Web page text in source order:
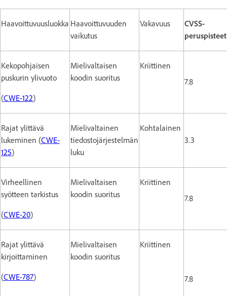
Haavoittuvuusluokka Haavoittuvuuden
vaikutus
Vakavuus
CVSS-
peruspisteet
Kekopohjaisen
puskurin ylivuoto
(CWE-122)
Mielivaltaisen
koodin suoritus
Kriittinen
7.8
Rajat ylittävä
lukeminen (CWE-
125)
Mielivaltainen
tiedostojärjestelmän
luku
Kohtalainen
3.3
Virheellinen
syötteen tarkistus
(CWE-20)
Mielivaltaisen
koodin suoritus
Kriittinen
7.8
Rajat ylittävä
kirjoittaminen
(CWE-787)
Mielivaltaisen
koodin suoritus
Kriittinen
7.8